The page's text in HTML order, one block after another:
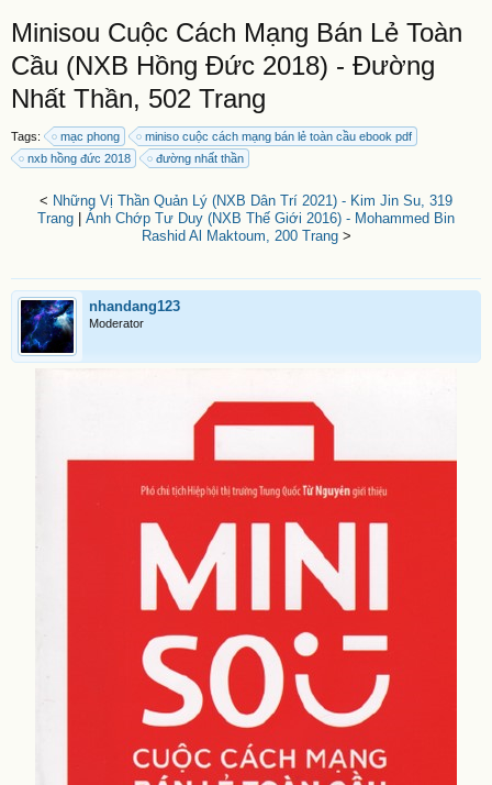
Minisou Cuộc Cách Mạng Bán Lẻ Toàn
Cầu (NXB Hồng Đức 2018) - Đường
Nhất Thần, 502 Trang
Tags: mạc phong
miniso cuộc cách mạng bán lẻ toàn cầu ebook pdf
nxb hồng đức 2018
đường nhất thần
< Những Vị Thần Quản Lý (NXB Dân Trí 2021) - Kim Jin Su, 319
Trang
Ánh Chớp Tư Duy (NXB Thế Giới 2016) - Mohammed Bin
Rashid Al Maktoum, 200 Trang>
nhandang123
Moderator